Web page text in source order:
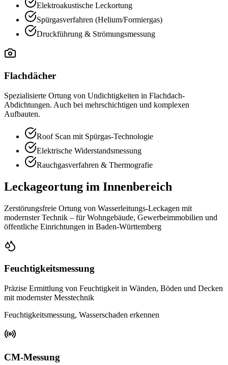
Elektroakustische Leckortung
Spürgasverfahren (Helium/Formiergas)
Druckführung & Strömungsmessung
Flachdächer
Spezialisierte Ortung von Undichtigkeiten in Flachdach-
Abdichtungen. Auch bei mehrschichtigen und komplexen
Aufbauten.
Roof Scan mit Spürgas-Technologie
Elektrische Widerstandsmessung
Rauchgasverfahren & Thermografie
Leckageortung im Innenbereich
Zerstörungsfreie Ortung von Wasserleitungs-Leckagen mit
modernster Technik – für Wohngebäude, Gewerbeimmobilien und
öffentliche Einrichtungen in Baden-Württemberg
Feuchtigkeitsmessung
Präzise Ermittlung von Feuchtigkeit in Wänden, Böden und Decken
mit modernster Messtechnik
Feuchtigkeitsmessung, Wasserschaden erkennen
CM-Messung